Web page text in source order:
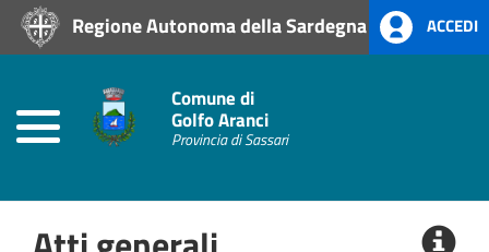
Regione Autonoma della Sardegna ACCEDI
Comune di
Golfo Aranci
Provincia di Sassari
Home
Prevenzione
alla
Corruzione
Amministrazione